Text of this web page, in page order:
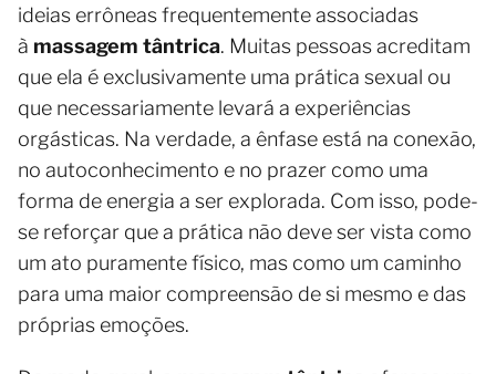
ideias errôneas frequentemente associadas
à massagem tântrica. Muitas pessoas acreditam
que ela é exclusivamente uma prática sexual ou
que necessariamente levará a experiências
orgásticas. Na verdade, a ênfase está na conexão,
no autoconhecimento e no prazer como uma
forma de energia a ser explorada. Com isso, pode-
se reforçar que a prática não deve ser vista como
um ato puramente físico, mas como um caminho
para uma maior compreensão de si mesmo e das
próprias emoções.